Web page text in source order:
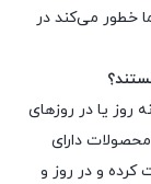
خطور می‌کند در
روز یا در روزهای
دارای
و در روز و